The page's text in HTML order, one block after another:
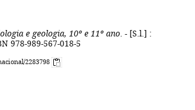
e geologia, 10º e 11º ano . - [S.l.] :
978-989-567-018-5
2283798